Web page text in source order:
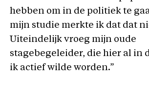
hebben om in de politiek te
mijn studie merkte ik dat dat
Uiteindelijk vroeg mijn oude
stagebegeleider, die hier al in
ik actief wilde worden.”